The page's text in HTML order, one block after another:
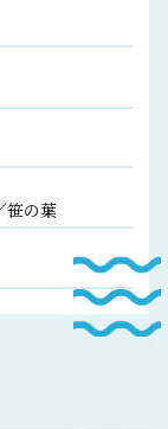
笹の葉